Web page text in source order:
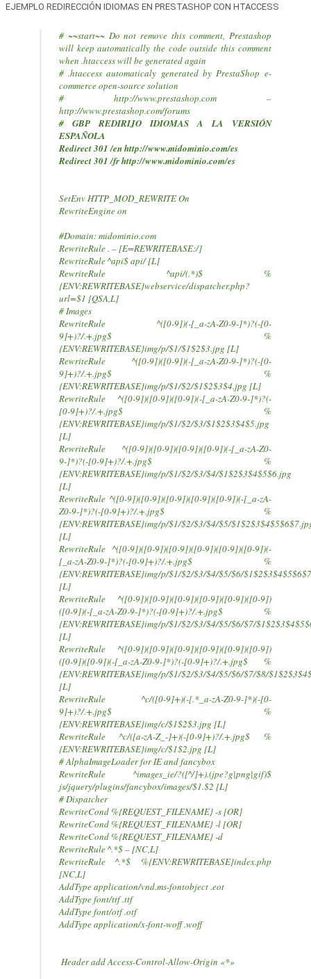
EJEMPLO REDIRECCIÓN IDIOMAS EN PRESTASHOP CON HTACCESS
# ~~start~~ Do not remove this comment, Prestashop
will keep automatically the code outside this comment
when .htaccess will be generated again
# .htaccess automaticaly generated by PrestaShop e-
commerce open-source solution
# http://www.prestashop.com –
http://www.prestashop.com/forums
# GBP REDIRIJO IDIOMAS A LA VERSIÓN
ESPAÑOLA
Redirect 301 /en http://www.midominio.com/es
Redirect 301 /fr http://www.midominio.com/es
SetEnv HTTP_MOD_REWRITE On
RewriteEngine on
#Domain: midominio.com
RewriteRule . – [E=REWRITEBASE:/]
RewriteRule ^api$ api/ [L]
RewriteRule ^api/(.*)$ %
{ENV:REWRITEBASE}webservice/dispatcher.php?
url=$1 [QSA,L]
# Images
RewriteRule ^([0-9])(-[_a-zA-Z0-9-]*)?(-[0-
9]+)?/.+.jpg$ %
{ENV:REWRITEBASE}img/p/$1/$1$2$3.jpg [L]
RewriteRule ^([0-9])([0-9])(-[_a-zA-Z0-9-]*)?(-[0-
9]+)?/.+.jpg$ %
{ENV:REWRITEBASE}img/p/$1/$2/$1$2$3$4.jpg [L]
RewriteRule ^([0-9])([0-9])([0-9])(-[_a-zA-Z0-9-]*)?(-
[0-9]+)?/.+.jpg$ %
{ENV:REWRITEBASE}img/p/$1/$2/$3/$1$2$3$4$5.jpg
[L]
RewriteRule ^([0-9])([0-9])([0-9])([0-9])(-[_a-zA-Z0-
9-]*)?(-[0-9]+)?/.+.jpg$ %
{ENV:REWRITEBASE}img/p/$1/$2/$3/$4/$1$2$3$4$5$6.jpg
[L]
RewriteRule ^([0-9])([0-9])([0-9])([0-9])([0-9])(-[_a-zA-
Z0-9-]*)?(-[0-9]+)?/.+.jpg$ %
{ENV:REWRITEBASE}img/p/$1/$2/$3/$4/$5/
[L]
RewriteRule ^([0-9])([0-9])([0-9])([0-9])([0-9])([0-9])(-
[_a-zA-Z0-9-]*)?(-[0-9]+)?/.+.jpg$ %
{ENV:REWRITEBASE}img/p/$1/$2/$3/$4/$5/$6/
[L]
RewriteRule ^([0-9])([0-9])([0-9])([0-9])([0-9])([0-9])
([0-9])(-[_a-zA-Z0-9-]*)?(-[0-9]+)?/.+.jpg$ %
{ENV:REWRITEBASE}img/p/$1/$2/$3/$4/$5/$6/$7/
[L]
RewriteRule ^([0-9])([0-9])([0-9])([0-9])([0-9])([0-9])
([0-9])([0-9])(-[_a-zA-Z0-9-]*)?(-[0-9]+)?/.+.jpg$ %
{ENV:REWRITEBASE}img/p/$1/$2/$3/$4/$5/$6/$7/$8/
[L]
RewriteRule ^c/([0-9]+)(-[.*_a-zA-Z0-9-]*)(-[0-
9]+)?/.+.jpg$ %
{ENV:REWRITEBASE}img/c/$1$2$3.jpg [L]
RewriteRule ^c/([a-zA-Z_-]+)(-[0-9]+)?/.+.jpg$ %
{ENV:REWRITEBASE}img/c/$1$2.jpg [L]
# AlphaImageLoader for IE and fancybox
RewriteRule ^images_ie/?([^/]+).(jpe?g|png|gif)$
js/jquery/plugins/fancybox/images/$1.$2 [L]
# Dispatcher
RewriteCond %{REQUEST_FILENAME} -s [OR]
RewriteCond %{REQUEST_FILENAME} -l [OR]
RewriteCond %{REQUEST_FILENAME} -d
RewriteRule ^.*$ – [NC,L]
RewriteRule ^.*$ %{ENV:REWRITEBASE}index.php
[NC,L]
AddType application/vnd.ms-fontobject .eot
AddType font/ttf .ttf
AddType font/otf .otf
AddType application/x-font-woff .woff
Header add Access-Control-Allow-Origin «*»